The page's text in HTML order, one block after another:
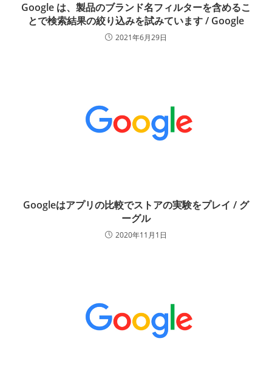
Google は、製品のブランド名フィルターを含めるこ
とで検索結果の絞り込みを試みています / Google
2021年6月29日
Googleはアプリの比較でストアの実験をプレイ / グ
ーグル
2020年11月1日